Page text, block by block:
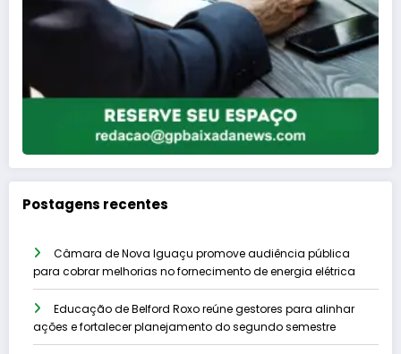
Postagens recentes
Câmara de Nova Iguaçu promove audiência pública
para cobrar melhorias no fornecimento de energia elétrica
Educação de Belford Roxo reúne gestores para alinhar
ações e fortalecer planejamento do segundo semestre